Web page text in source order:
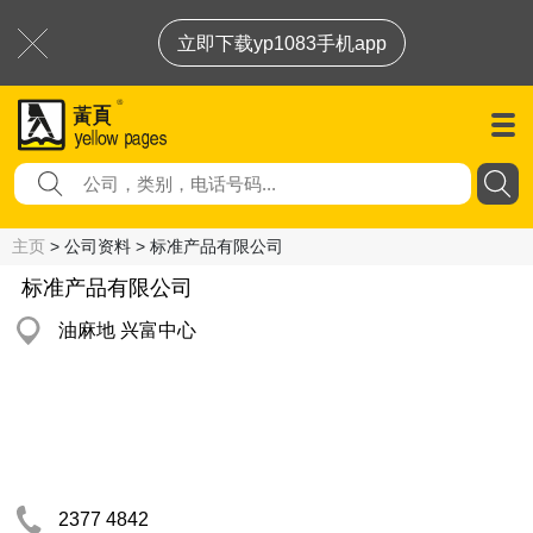
立即下载yp1083手机app
主页 > 公司资料 > 标准产品有限公司
标准产品有限公司
油麻地 兴富中心
2377 4842